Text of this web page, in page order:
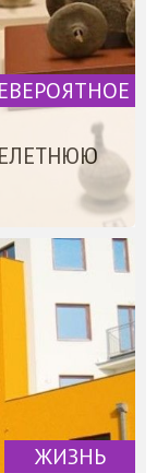
ЖИЗНЬ